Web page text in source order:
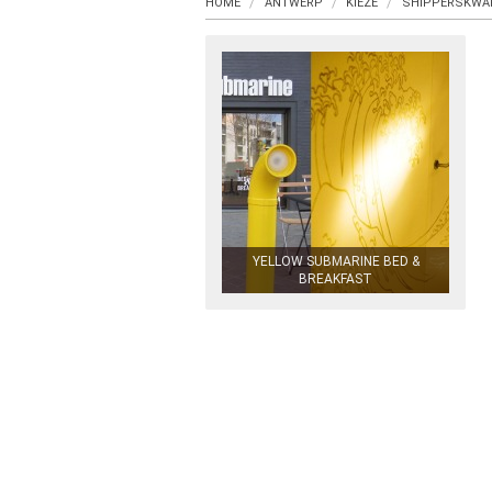
YELLOW SUBMARINE BED &
BREAKFAST